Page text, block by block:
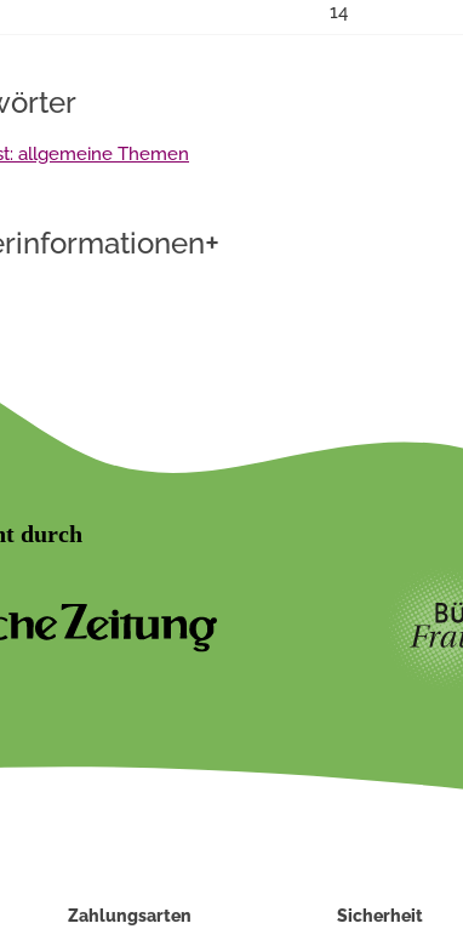
14
allgemeine Themen
+
durch
Zahlungsarten Sicherheit